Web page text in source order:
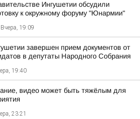
Ингушетии обсудили
к окружному форуму "Юнармии"
Вчера, 19:09
завершен прием документов от
в депутаты Народного Собрания
19:40
видео может быть тяжёлым для
23:21